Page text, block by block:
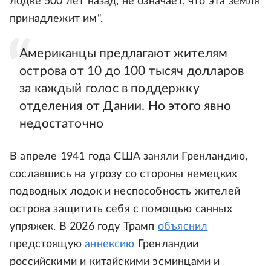
принадлежит им".
Американцы предлагают жителям
острова от 10 до 100 тысяч долларов
за каждый голос в поддержку
отделения от Дании. Но этого явно
недостаточно
В апреле 1941 года США заняли Гренландию,
сославшись на угрозу со стороны немецких
подводных лодок и неспособность жителей
острова защитить себя с помощью санных
упряжек. В 2026 году Трамп объяснил
предстоящуюаннексию Гренландии
российскими и китайскими эсминцами и